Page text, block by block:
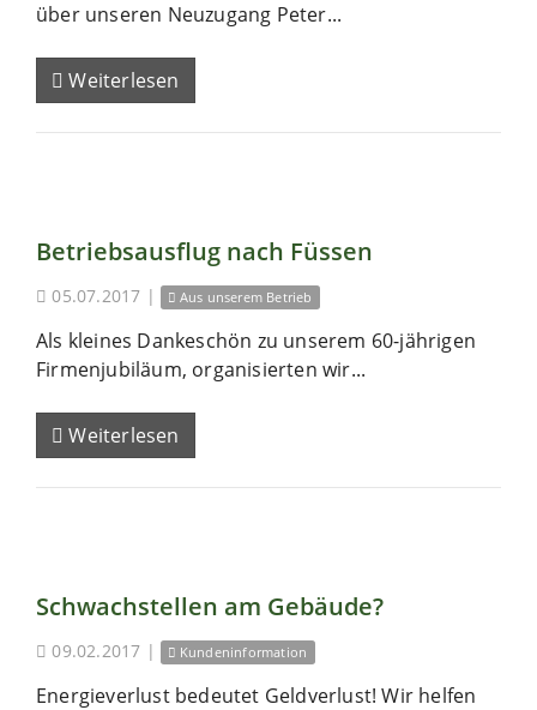
über unseren Neuzugang Peter...
Weiterlesen
Betriebsausflug nach Füssen
05.07.2017 | Aus unserem Betrieb
Als kleines Dankeschön zu unserem 60-jährigen
Firmenjubiläum, organisierten wir...
Weiterlesen
Schwachstellen am Gebäude?
09.02.2017 | Kundeninformation
Energieverlust bedeutet Geldverlust! Wir helfen